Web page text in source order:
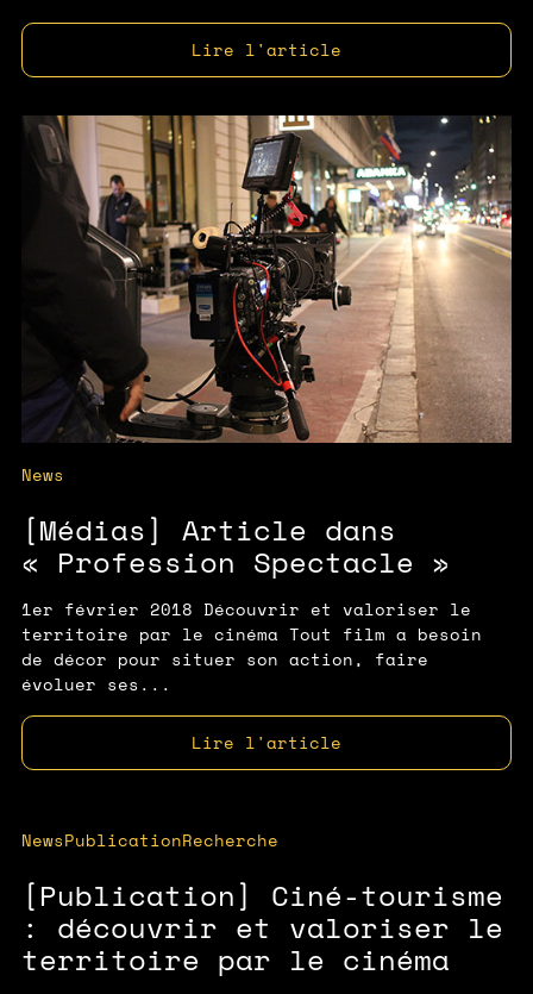
Lire l'article
News
[Médias] Article dans
« Profession Spectacle »
1er février 2018 Découvrir et valoriser le
territoire par le cinéma Tout film a besoin
de décor pour situer son action, faire
évoluer ses...
Lire l'article
NewsPublicationRecherche
[Publication] Ciné-tourisme
: découvrir et valoriser le
territoire par le cinéma